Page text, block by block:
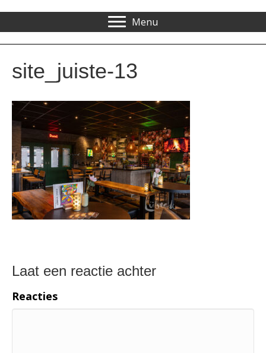
Menu
site_juiste-13
Laat een reactie achter
Reacties